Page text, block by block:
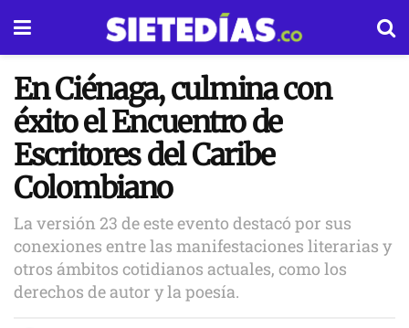
En Ciénaga, culmina con
éxito el Encuentro de
Escritores del Caribe
Colombiano
La versión 23 de este evento destacó por sus
conexiones entre las manifestaciones literarias y
otros ámbitos cotidianos actuales, como los
derechos de autor y la poesía.